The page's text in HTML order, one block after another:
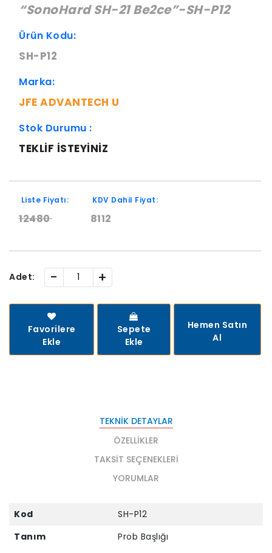
“SonoHard SH-21 Be2ce”-SH-P12
Ürün Kodu:
SH-P12
Marka:
JFE ADVANTECH U
Stok Durumu :
TEKLIF ISTEYINIZ
Liste Fiyatı:
12480
KDV Dahil Fiyat:
8112
Adet: - +
Favorilere
Ekle
Sepete
Ekle
Hemen Satın
Al
TEKNIK DETAYLAR
ÖZELLIKLER
TAKSIT SEÇENEKLERI
YORUMLAR
Kod
SH-P12
Tanım
Prob Başlığı